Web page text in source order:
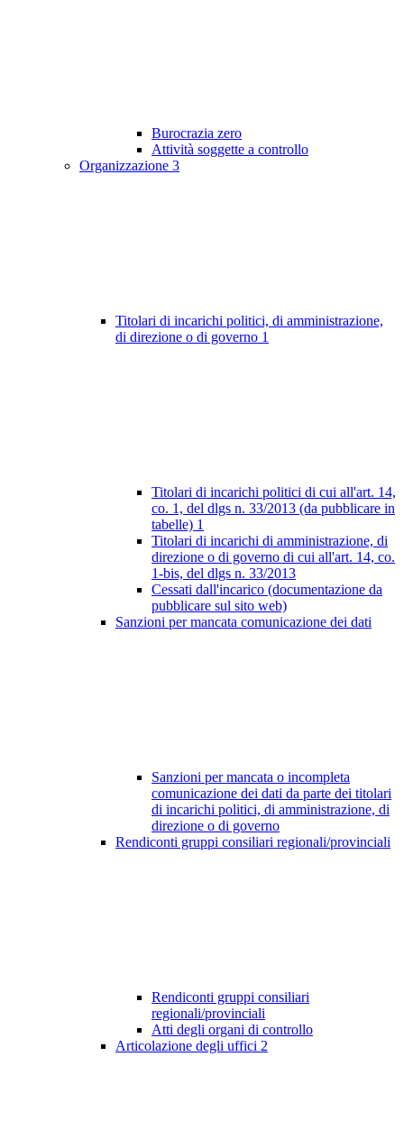
Burocrazia zero
Attività soggette a controllo
Organizzazione 3
Titolari di incarichi politici, di amministrazione,
di direzione o di governo 1
Titolari di incarichi politici di cui all'art. 14,
co. 1, del dlgs n. 33/2013 (da pubblicare in
tabelle) 1
Titolari di incarichi di amministrazione, di
direzione o di governo di cui all'art. 14, co.
1-bis, del dlgs n. 33/2013
Cessati dall'incarico (documentazione da
pubblicare sul sito web)
Sanzioni per mancata comunicazione dei dati
Sanzioni per mancata o incompleta
comunicazione dei dati da parte dei titolari
di incarichi politici, di amministrazione, di
direzione o di governo
Rendiconti gruppi consiliari regionali/provinciali
Rendiconti gruppi consiliari
regionali/provinciali
Atti degli organi di controllo
Articolazione degli uffici 2